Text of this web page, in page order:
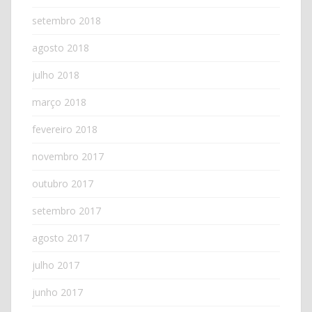
setembro 2018
agosto 2018
julho 2018
março 2018
fevereiro 2018
novembro 2017
outubro 2017
setembro 2017
agosto 2017
julho 2017
junho 2017